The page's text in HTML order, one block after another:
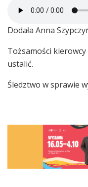
Dodała Anna
Tożsamości
ustalić.
Śledztwo w sprawie